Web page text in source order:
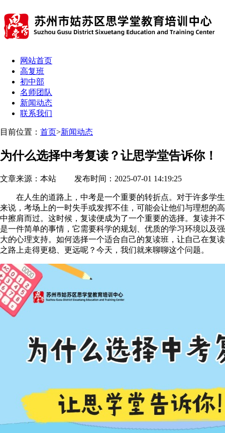
网站首页
高复班
初中部
名师团队
新闻动态
联系我们
目前位置： 首页>新闻动态
为什么选择中考复读？让思学堂告诉你！
文章来源：本站 发布时间：2025-07-01 14:19:25
在人生的道路上，中考是一个重要的转折点。对于许多学生
来说，考场上的一时失手或发挥不佳，可能会让他们与理想的高
中擦肩而过。这时候，复读便成为了一个重要的选择。复读并不
是一件简单的事情，它需要科学的规划、优质的学习环境以及强
大的心理支持。如何选择一个适合自己的复读班，让自己在复读
之路上走得更稳、更远呢？今天，我们就来聊聊这个问题。